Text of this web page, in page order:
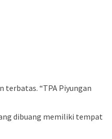
terbatas. “TPA Piyungan
dibuang memiliki tempat